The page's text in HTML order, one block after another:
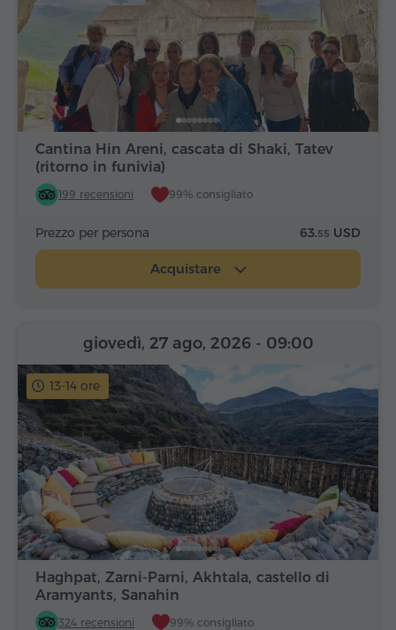
Cantina Hin Areni, cascata di Shaki, Tatev
(ritorno in funivia)
199 recensioni 99% consigliato
Prezzo per persona 63.55 USD
Acquistare
13-14 ore
Haghpat, Zarni-Parni, Akhtala, castello di
Aramyants, Sanahin
324 recensioni 99% consigliato
giovedì, 27 ago, 2026 - 09:00